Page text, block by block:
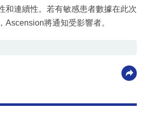
和連續性。若有敏感患者數據在此次
Ascension將通知受影響者。